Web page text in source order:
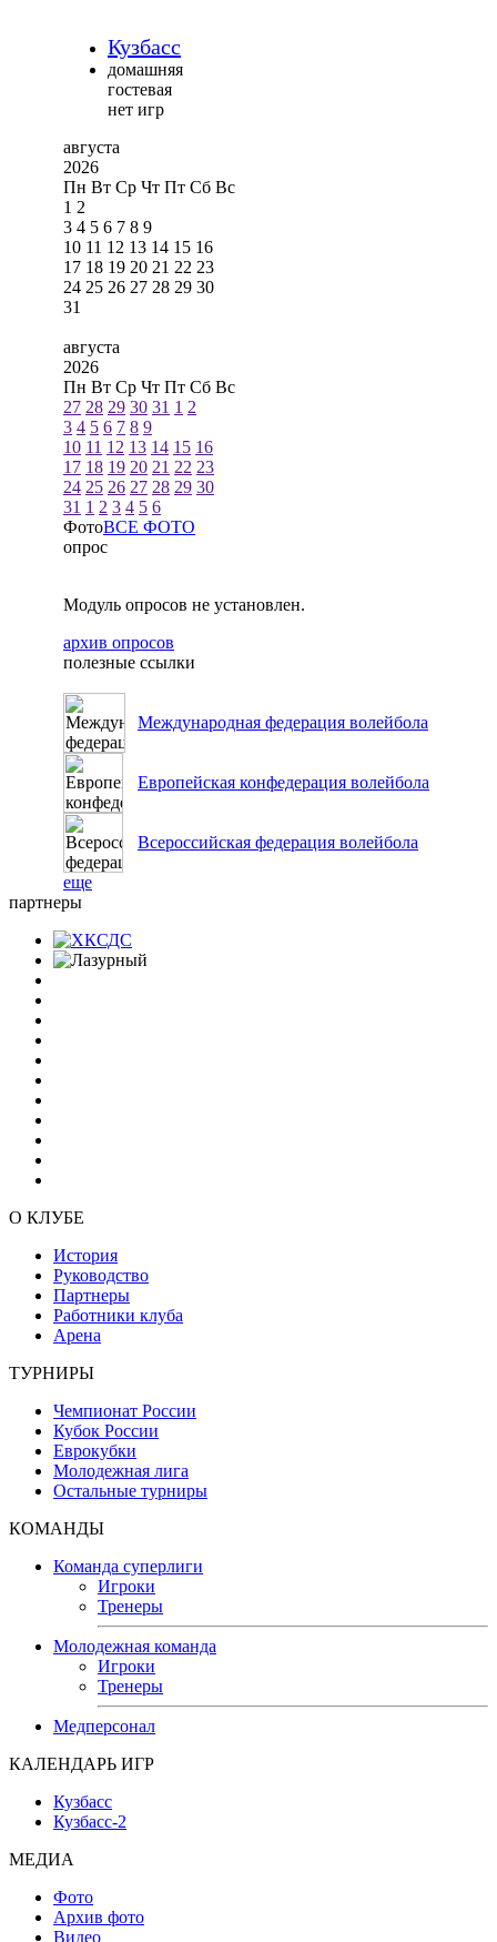
Кузбасс
домашняя
гостевая
нет игр
августа
2026
Пн Вт Ср Чт Пт Сб Вс
1 2
3 4 5 6 7 8 9
10 11 12 13 14 15 16
17 18 19 20 21 22 23
24 25 26 27 28 29 30
31
августа
2026
Пн Вт Ср Чт Пт Сб Вс
27 28 29 30 31 1 2
3 4 5 6 7 8 9
10 11 12 13 14 15 16
17 18 19 20 21 22 23
24 25 26 27 28 29 30
31 1 2 3 4 5 6
ФотоВСЕ ФОТО
опрос
Модуль опросов не установлен.
архив опросов
полезные ссылки
Международная федерация волейбола
Европейская конфедерация волейбола
Всероссийская федерация волейбола
еще
партнеры
О КЛУБЕ
История
Руководство
Партнеры
Работники клуба
Арена
ТУРНИРЫ
Чемпионат России
Кубок России
Еврокубки
Молодежная лига
Остальные турниры
КОМАНДЫ
Команда суперлиги
Игроки
Тренеры
Молодежная команда
Игроки
Тренеры
Медперсонал
КАЛЕНДАРЬ ИГР
Кузбасс
Кузбасс-2
МЕДИА
Фото
Архив фото
Видео